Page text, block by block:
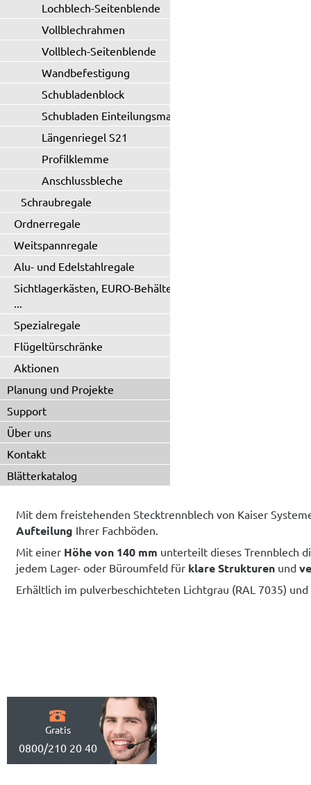
Lochblech-Seitenblende
Vollblechrahmen
Vollblech-Seitenblende
Wandbefestigung
Schubladenblock
Schubladen Einteilungsmaterial
Längenriegel S21
Profilklemme
Anschlussbleche
Schraubregale
Ordnerregale
Weitspannregale
Alu- und Edelstahlregale
Sichtlagerkästen, EURO-Behälter
...
Spezialregale
Flügeltürschränke
Aktionen
Planung und Projekte
Support
Über uns
Kontakt
Blätterkatalog
Mit dem freistehenden Stecktrennblech von Kaiser
Aufteilung Ihrer Fachböden.
Mit einer Höhe von 140 mm unterteilt dieses Trennblech
jedem Lager- oder Büroumfeld für klare Strukturen und
Erhältlich im pulverbeschichteten Lichtgrau (RAL 7035)
Gratis
0800/210 20 40